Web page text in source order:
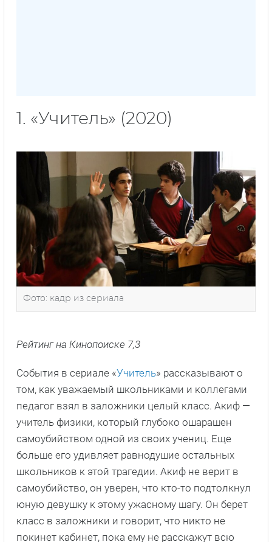
1. «Учитель» (2020)
Фото: кадр из сериала
Рейтинг на Кинопоиске 7,3
События в сериале «Учитель» рассказывают о
том, как уважаемый школьниками и коллегами
педагог взял в заложники целый класс. Акиф —
учитель физики, который глубоко ошарашен
самоубийством одной из своих учениц. Еще
больше его удивляет равнодушие остальных
школьников к этой трагедии. Акиф не верит в
самоубийство, он уверен, что кто-то подтолкнул
юную девушку к этому ужасному шагу. Он берет
класс в заложники и говорит, что никто не
покинет кабинет, пока ему не расскажут всю